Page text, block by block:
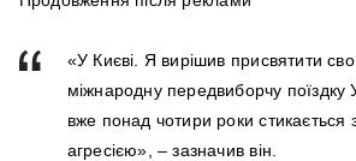
«У Києві. Я вирішив присвятити
міжнародну передвиборчу поїздку
вже понад чотири роки стикається
агресією», – зазначив він.